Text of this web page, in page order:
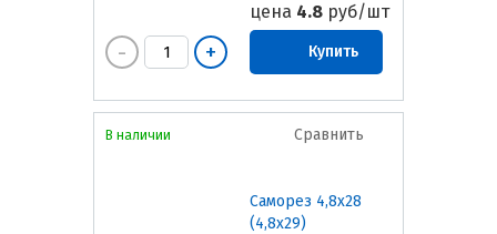
цена 4.8 руб/шт
Купить
Сравнить
Саморез 4,8х28
(4,8х29)
В наличии